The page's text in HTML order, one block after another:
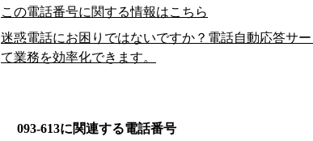
この電話番号に関する情報はこちら
迷惑電話にお困りではないですか？電話自動応答サ
て業務を効率化できます。
093-613に関連する電話番号